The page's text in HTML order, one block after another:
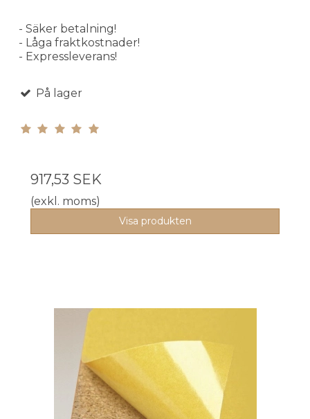
- Säker betalning!
- Låga fraktkostnader!
- Expressleverans!
På lager
917,53 SEK
(exkl. moms)
Visa produkten